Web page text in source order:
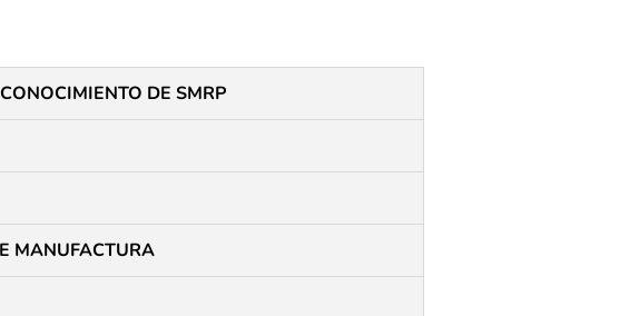
DE SMRP
MANUFACTURA